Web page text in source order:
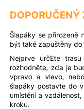
DOPORUČENÝ
Šlapáky se přirozeně
být také zapuštěny
Nejprve určEte
rozhodněte, zda je
vpravo a vlevo,
šlapáky postavte do
umístění a
kroku.